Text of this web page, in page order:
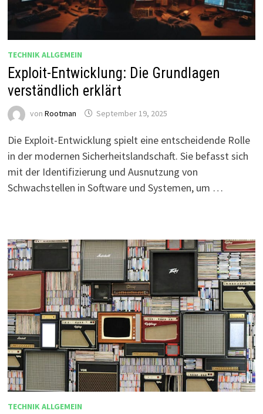
TECHNIK ALLGEMEIN
Exploit-Entwicklung: Die Grundlagen
verständlich erklärt
von Rootman September 19, 2025
Die Exploit-Entwicklung spielt eine entscheidende Rolle
in der modernen Sicherheitslandschaft. Sie befasst sich
mit der Identifizierung und Ausnutzung von
Schwachstellen in Software und Systemen, um …
TECHNIK ALLGEMEIN